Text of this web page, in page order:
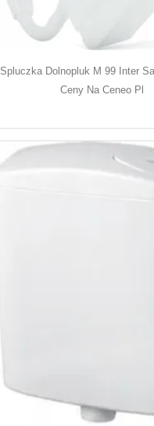
Spluczka Dolnopluk M 99 Inter
Ceny Na Ceneo Pl